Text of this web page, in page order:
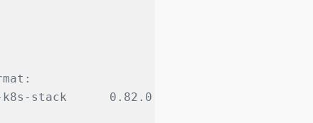
stack      0.82.0